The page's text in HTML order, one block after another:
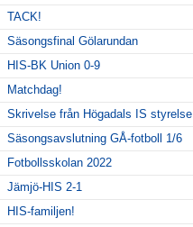
TACK!
Säsongsfinal Gölarundan
HIS-BK Union 0-9
Matchdag!
Skrivelse från Högadals IS styrelse
Säsongsavslutning GÅ-fotboll 1/6
Fotbollsskolan 2022
Jämjö-HIS 2-1
HIS-familjen!